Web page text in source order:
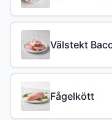
Välstekt
Fågelkött